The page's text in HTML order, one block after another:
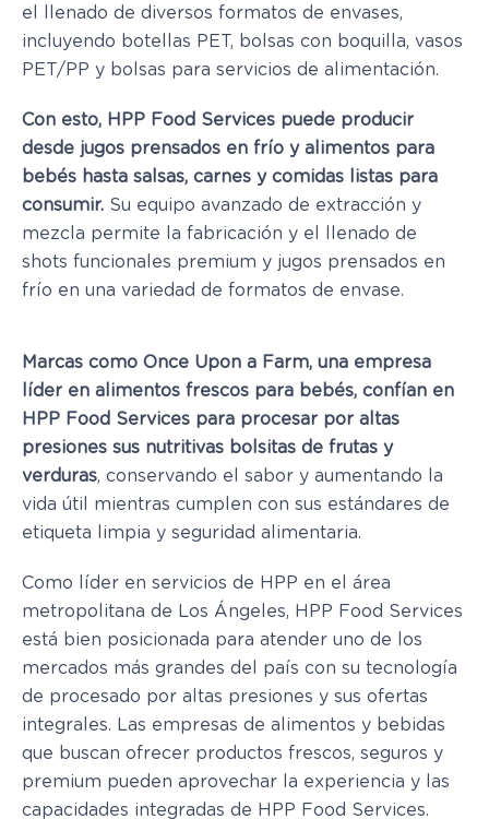
el llenado de diversos formatos de envases,
incluyendo botellas PET, bolsas con boquilla, vasos
PET/PP y bolsas para servicios de alimentación.
Con esto, HPP Food Services puede producir
desde jugos prensados en frío y alimentos para
bebés hasta salsas, carnes y comidas listas para
consumir. Su equipo avanzado de extracción y
mezcla permite la fabricación y el llenado de
shots funcionales premium y jugos prensados en
frío en una variedad de formatos de envase.
Marcas como Once Upon a Farm, una empresa
líder en alimentos frescos para bebés, confían en
HPP Food Services para procesar por altas
presiones sus nutritivas bolsitas de frutas y
verduras, conservando el sabor y aumentando la
vida útil mientras cumplen con sus estándares de
etiqueta limpia y seguridad alimentaria.
Como líder en servicios de HPP en el área
metropolitana de Los Ángeles, HPP Food Services
está bien posicionada para atender uno de los
mercados más grandes del país con su tecnología
de procesado por altas presiones y sus ofertas
integrales. Las empresas de alimentos y bebidas
que buscan ofrecer productos frescos, seguros y
premium pueden aprovechar la experiencia y las
capacidades integradas de HPP Food Services.